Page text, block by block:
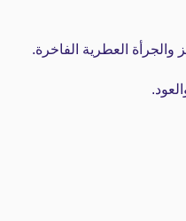
والجرأة العطرية الفاخرة.